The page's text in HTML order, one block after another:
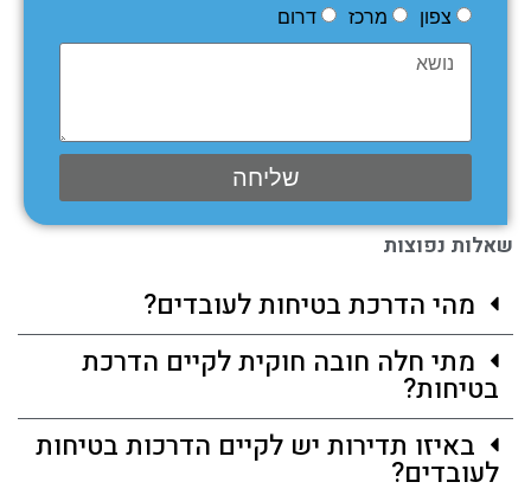
צפון מרכז דרום
שליחה
שאלות נפוצות
מהי הדרכת בטיחות לעובדים?
מתי חלה חובה חוקית לקיים הדרכת
בטיחות?
באיזו תדירות יש לקיים הדרכות בטיחות
לעובדים?